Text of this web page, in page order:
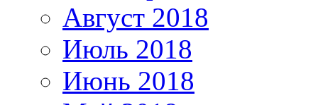
Август 2018
Июль 2018
Июнь 2018